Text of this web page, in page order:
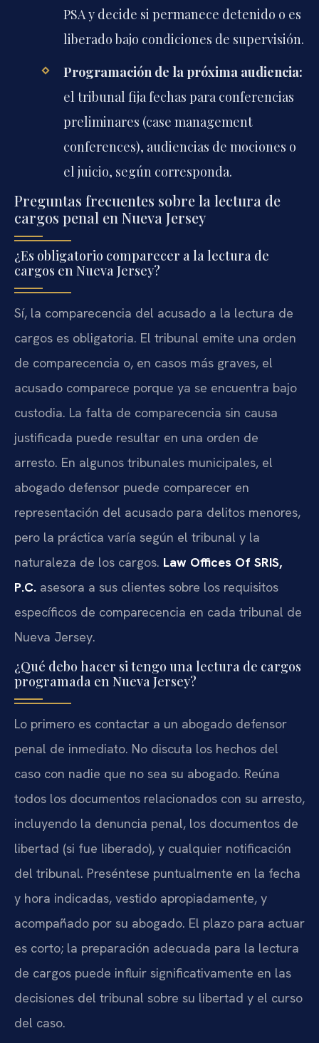
PSA y decide si permanece detenido o es
liberado bajo condiciones de supervisión.
Programación de la próxima audiencia:
el tribunal fija fechas para conferencias
preliminares (case management
conferences), audiencias de mociones o
el juicio, según corresponda.
Preguntas frecuentes sobre la lectura de
cargos penal en Nueva Jersey
¿Es obligatorio comparecer a la lectura de
cargos en Nueva Jersey?
Sí, la comparecencia del acusado a la lectura de
cargos es obligatoria. El tribunal emite una orden
de comparecencia o, en casos más graves, el
acusado comparece porque ya se encuentra bajo
custodia. La falta de comparecencia sin causa
justificada puede resultar en una orden de
arresto. En algunos tribunales municipales, el
abogado defensor puede comparecer en
representación del acusado para delitos menores,
pero la práctica varía según el tribunal y la
naturaleza de los cargos. Law Offices Of SRIS,
P.C. asesora a sus clientes sobre los requisitos
específicos de comparecencia en cada tribunal de
Nueva Jersey.
¿Qué debo hacer si tengo una lectura de cargos
programada en Nueva Jersey?
Lo primero es contactar a un abogado defensor
penal de inmediato. No discuta los hechos del
caso con nadie que no sea su abogado. Reúna
todos los documentos relacionados con su arresto,
incluyendo la denuncia penal, los documentos de
libertad (si fue liberado), y cualquier notificación
del tribunal. Preséntese puntualmente en la fecha
y hora indicadas, vestido apropiadamente, y
acompañado por su abogado. El plazo para actuar
es corto; la preparación adecuada para la lectura
de cargos puede influir significativamente en las
decisiones del tribunal sobre su libertad y el curso
del caso.